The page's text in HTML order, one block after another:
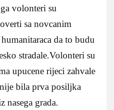
volonteri su
sa novcanim
da to budu
stradale.Volonteri su
upucene rijeci zahvale
bila prva posiljka
nasega grada.